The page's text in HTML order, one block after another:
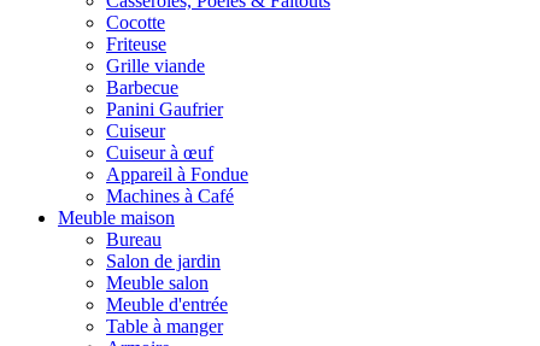
Cocotte
Friteuse
Grille viande
Barbecue
Panini Gaufrier
Cuiseur
Cuiseur à œuf
Appareil à Fondue
Machines à Café
Meuble maison
Bureau
Salon de jardin
Meuble salon
Meuble d'entrée
Table à manger